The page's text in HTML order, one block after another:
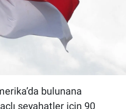
bulunana
seyahatler için 90